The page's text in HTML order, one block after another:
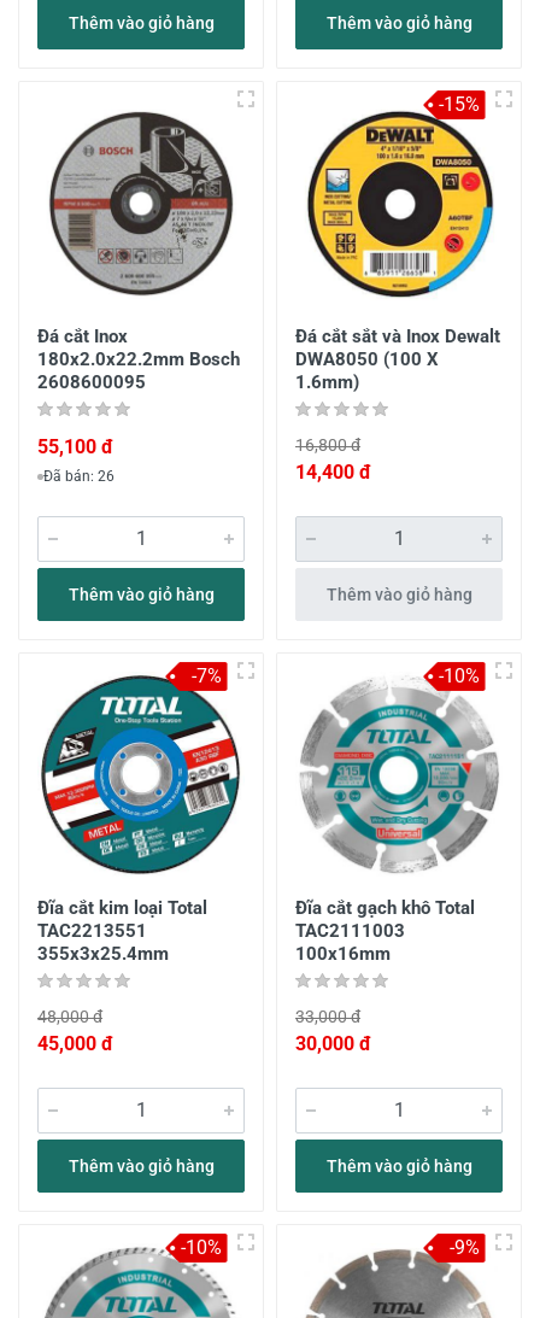
Thêm vào giỏ hàng Thêm vào giỏ hàng
Đá cắt Inox
180x2.0x22.2mm Bosch
2608600095
55,100 đ
Đã bán: 26
Thêm vào giỏ hàng
Đá cắt sắt và Inox Dewalt
DWA8050 (100 X
1.6mm)
16,800 đ
14,400 đ
Thêm vào giỏ hàng
-15%
Đĩa cắt kim loại Total
TAC2213551
355x3x25.4mm
48,000 đ
45,000 đ
Thêm vào giỏ hàng
-7%
Đĩa cắt gạch khô Total
TAC2111003
100x16mm
33,000 đ
30,000 đ
Thêm vào giỏ hàng
-10%
-10% -9%